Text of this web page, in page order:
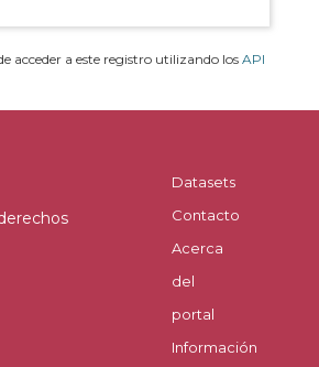
acceder a este registro utilizando los API
Datasets
Contacto
Acerca
del
portal
Información